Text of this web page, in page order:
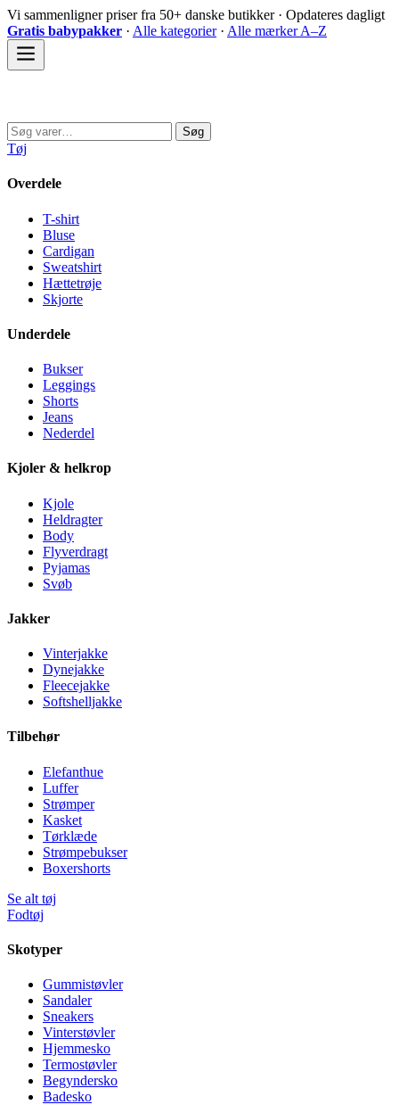
Spring
til
indhold
Vi sammenligner priser fra 50+ danske butikker · Opdateres dagligt
Gratis babypakker · Alle kategorier· Alle mærker A–Z
Søg
efter:
Søg
Tøj
Overdele
T-shirt
Bluse
Cardigan
Sweatshirt
Hættetrøje
Skjorte
Underdele
Bukser
Leggings
Shorts
Jeans
Nederdel
Kjoler & helkrop
Kjole
Heldragter
Body
Flyverdragt
Pyjamas
Svøb
Jakker
Vinterjakke
Dynejakke
Fleecejakke
Softshelljakke
Tilbehør
Elefanthue
Luffer
Strømper
Kasket
Tørklæde
Strømpebukser
Boxershorts
Se alt tøj
Fodtøj
Skotyper
Gummistøvler
Sandaler
Sneakers
Vinterstøvler
Hjemmesko
Termostøvler
Begyndersko
Badesko